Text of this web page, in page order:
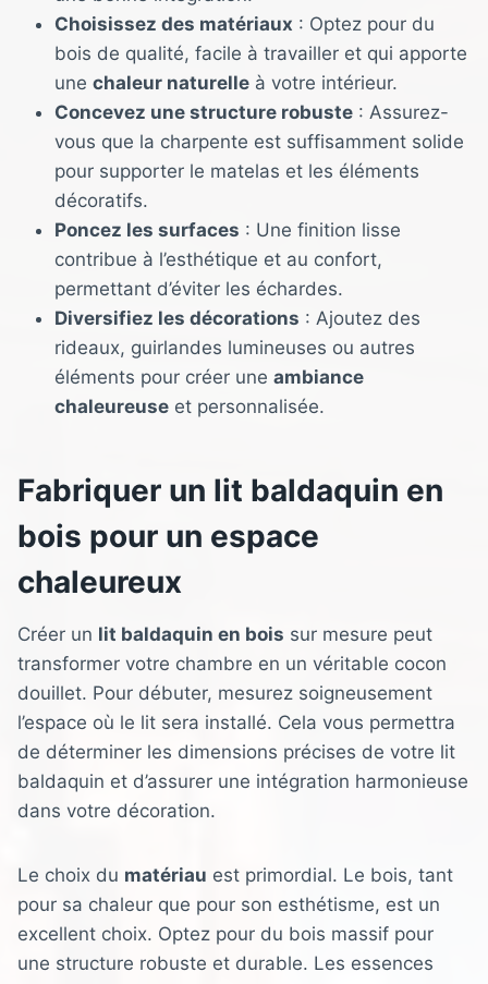
Choisissez des matériaux : Optez pour du
bois de qualité, facile à travailler et qui apporte
une chaleur naturelle à votre intérieur.
Concevez une structure robuste : Assurez-
vous que la charpente est suffisamment solide
pour supporter le matelas et les éléments
décoratifs.
Poncez les surfaces : Une finition lisse
contribue à l’esthétique et au confort,
permettant d’éviter les échardes.
Diversifiez les décorations : Ajoutez des
rideaux, guirlandes lumineuses ou autres
éléments pour créer une ambiance
chaleureuse et personnalisée.
Fabriquer un lit baldaquin en
bois pour un espace
chaleureux
Créer un lit baldaquin en bois sur mesure peut
transformer votre chambre en un véritable cocon
douillet. Pour débuter, mesurez soigneusement
l’espace où le lit sera installé. Cela vous permettra
de déterminer les dimensions précises de votre lit
baldaquin et d’assurer une intégration harmonieuse
dans votre décoration.
Le choix du matériau est primordial. Le bois, tant
pour sa chaleur que pour son esthétisme, est un
excellent choix. Optez pour du bois massif pour
une structure robuste et durable. Les essences